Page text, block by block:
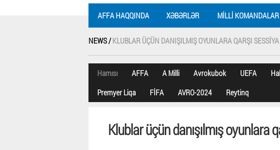
AFFA HAQQINDA XƏBƏRLƏR MILLI KOMANDALAR
NEWS /KLUBLAR ÜÇÜN DANIŞILMIŞ OYUNLARA QARŞI
Hamısı AFFA A Milli Avrokubok UEFA
Premyer Liqa
FİFA AVRO-2024 Reytinq
Klublar üçün danışılmış oyunlara